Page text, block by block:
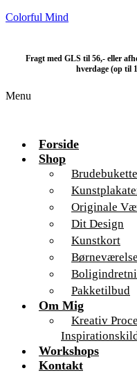
Colorful Mind
Fragt med GLS til 56,- eller
hverdage (op til
Menu
Forside
Shop
Originale
Dit Design
Kunstkort
Pakketilbud
Om Mig
Kreativ
Workshops
Kontakt